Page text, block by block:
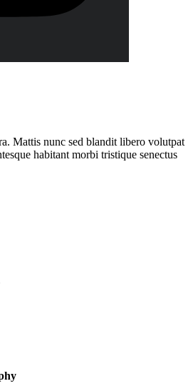
Mattis nunc sed blandit libero volutpat
habitant morbi tristique senectus